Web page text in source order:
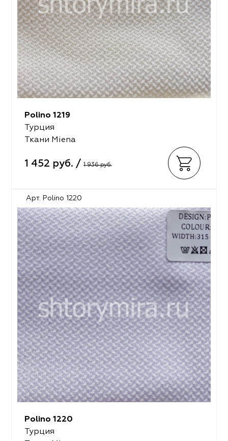
Polino 1219
Турция
Ткани Miena
1 452 руб. / 1 936 руб.
Арт. Polino 1220
Polino 1220
Турция